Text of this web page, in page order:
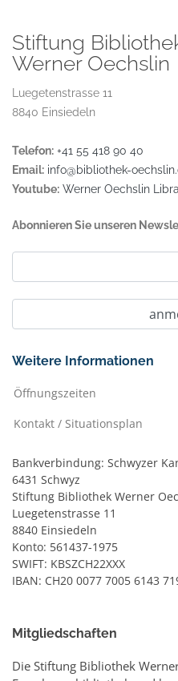
Stiftung
Werner Oechslin
Luegetenstrasse 11
8840 Einsiedeln
Telefon: +41 55 418 90 40
Email: info@bibliothek-
Youtube: Werner Oechslin
Abonnieren Sie unseren
Weitere Informationen
Öffnungszeiten
Kontakt / Situationsplan
Bankverbindung: Schwyzer
6431 Schwyz
Stiftung Bibliothek Werner
Luegetenstrasse 11
8840 Einsiedeln
Konto: 561437-1975
SWIFT: KBSZCH22XXX
IBAN: CH20 0077 7005 6143
Mitgliedschaften
Die Stiftung Bibliothek